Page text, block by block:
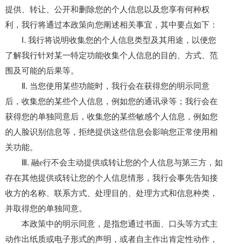
提供、转让、公开和删除您的个人信息以及您享有何种权
利，我行将通过本政策向您阐述相关事宜，其中要点如下：
Ⅰ. 我行将说明收集您的个人信息类型及其用途，以便您
了解我行针对某一特定功能收集个人信息的目的、方式、范
围及可能的后果等。
Ⅱ. 当您使用某些功能时，我行会在获得您的明示同意
后，收集您的某些个人信息，例如您的通讯录等；我行会在
获得您的单独同意后，收集您的某些敏感个人信息，例如您
的人脸识别信息等，拒绝提供这些信息会影响您正常使用相
关功能。
Ⅲ. 融e行不会主动提供或转让您的个人信息与第三方，如
存在其他提供或转让您的个人信息情形，我行会事先告知接
收方的名称、联系方式、处理目的、处理方式和信息种类，
并取得您的单独同意。
本政策中的明示同意，是指您通过书面、口头等方式主
动作出纸质或电子形式的声明，或者自主作出肯定性动作，